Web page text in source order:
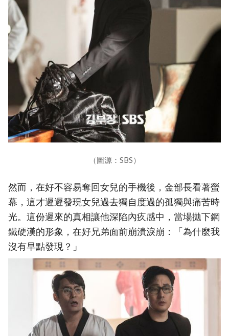
（圖源：SBS）
然而，在好不容易奪回女兒的手機後，金部長看著螢
幕，這才遲遲發現女兒過去獨自度過的孤獨與痛苦時
光。這份遲來的真相讓他深陷內疚感中，當場拋下鋼
鐵硬漢的形象，在好兄弟面前崩潰淚崩：「為什麼我
沒有早點發現？」